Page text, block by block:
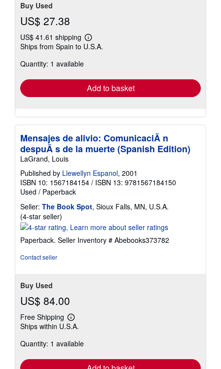
Buy Used
US$ 27.38
US$ 41.61 shipping
Learn
more
Ships from Spain to U.S.A.
Quantity: 1 available
Add to basket
Mensajes de alivio: ComunicaciÃ n
despuÃ s de la muerte (Spanish Edition)
LaGrand, Louis
Published by Llewellyn Espanol, 2001
ISBN 10: 1567184154 / ISBN 13: 9781567184150
Used / Paperback
Seller: The Book Spot, Sioux Falls, MN, U.S.A.
(4-star seller)
rating
out
Paperback. Seller Inventory # Abebooks373782
Contact seller
Buy Used
US$ 84.00
Free Shipping
Learn
more
shipping
Ships within U.S.A.
Quantity: 1 available